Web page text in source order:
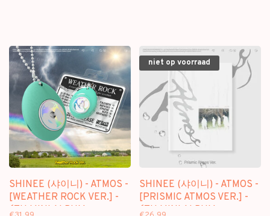
SHINEE (샤이니) - ATMOS -
[WEATHER ROCK VER.] -
6TH MINI ALBUM
niet op voorraad
SHINEE (샤이니) - ATMOS -
[PRISMIC ATMOS VER.] -
6TH MINI ALBUM